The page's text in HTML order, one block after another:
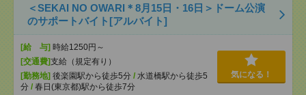
＜SEKAI NO OWARI＊8月15日・16日＞ドーム公演
のサポートバイト[アルバイト]
[給 与] 時給1250円～
[交通費]支給（規定有り）
[勤務地] 後楽園駅から徒歩5分 / 水道橋駅から徒歩5
分 / 春日(東京都)駅から徒歩7分
気になる！